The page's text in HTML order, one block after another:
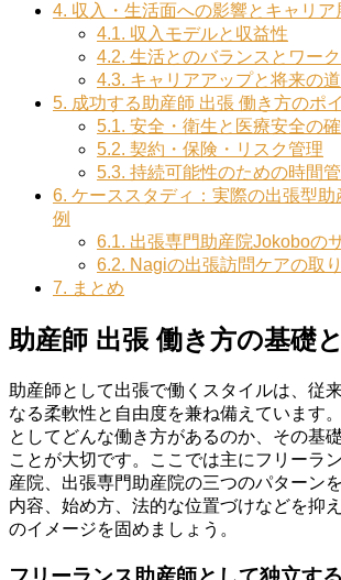
4. 収入・生活面への影響とキャリア
4.1. 収入モデルと収益性
4.2. 生活とのバランスとワー
4.3. キャリアアップと将来の道
5. 成功する助産師 出張 働き方のポ
5.1. 安全・衛生と医療安全の
5.2. 契約・保険・リスク管理
5.3. 持続可能性のための時間
6. ケーススタディ：実際の出張型助
例
6.1. 出張専門助産院Jokoboの
6.2. Nagiの出張訪問ケアの取
7. まとめ
助産師 出張 働き方の基礎
助産師として出張で働くスタイルは、従
なる柔軟性と自由度を兼ね備えています
としてどんな働き方があるのか、その基
ことが大切です。ここでは主にフリーラ
産院、出張専門助産院の三つのパターン
内容、始め方、法的な位置づけなどを抑
のイメージを固めましょう。